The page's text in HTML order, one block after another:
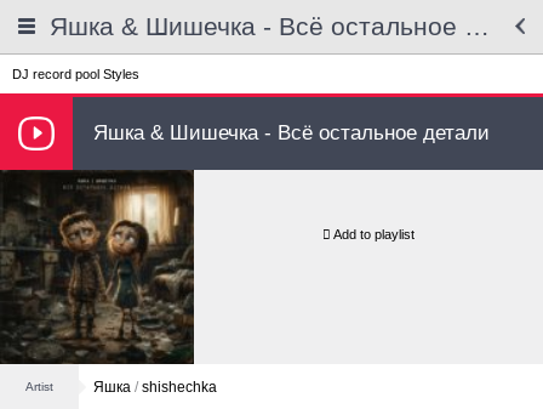
Яшка & Шишечка - Всё остальное детали
DJ record pool Styles
Яшка & Шишечка - Всё остальное детали
Add to playlist
Artist Яшка / shishechka